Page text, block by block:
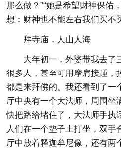
那么做？”“她是希望财神保佑
想：财神也不能左右我们买不
拜寺庙，人山人海
大年初一，外婆带我去了
很多人，甚至可用摩肩接踵，
都是来拜佛的。我还看到了一
厅中央有一个大法师，周围坐
快把路给堵住了，大法师手执
人们在一个垫子上打坐，双手
厅中放着释迦牟尼像，还有两